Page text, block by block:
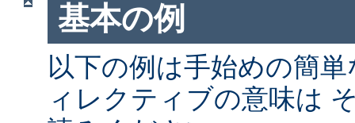
基本の例
以下の例は手始めの簡
ィレクティブの意味は